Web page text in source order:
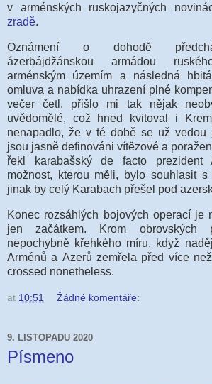
v arménských ruskojazyčných
zradě.
Oznámení o dohodě
ázerbájdžánskou armádou
arménským územím a následná
omluva a nabídka uhrazení plné
večer četl, přišlo mi tak nějak
uvědomělé, což hned kvitoval i
nenapadlo, že v té době se už vedou
jsou jasně definováni vítězové a
řekl karabašskýde facto prezident
možnost, kterou měli, bylo souhlasit s
jinak by celý Karabach přešel pod
Konec rozsáhlých bojových operací je
jen začátkem. Krom obrovských
nepochybně křehkého míru, když
Arménů a Azerů zemřela před více
crossed nonetheless.
at 10:51 Žádné komentáře:
9. LISTOPADU 2020
Písmeno